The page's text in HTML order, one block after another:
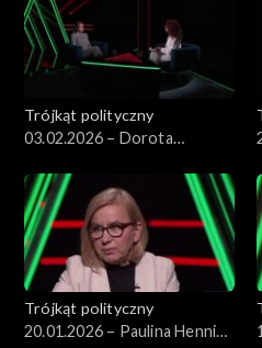
Trójkąt polityczny
03.02.2026 – Dorota
Trójkąt polityczny
20.01.2026 – Paulina Hennig-